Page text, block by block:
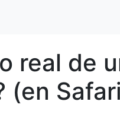
real de
(en